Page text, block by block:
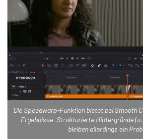
Die Speedwarp-Funktion bietet bei Smooth
Ergebnisse. Strukturierte Hintergründe
bleiben allerdings ein